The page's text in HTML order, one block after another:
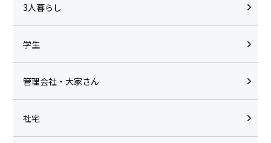
3人暮らし
学生
管理会社・大家さん
社宅